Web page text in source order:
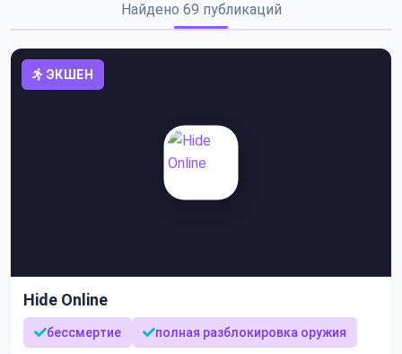
Найдено 69 публикаций
ЭКШЕН
Hide Online
бессмертие полная разблокировка оружия